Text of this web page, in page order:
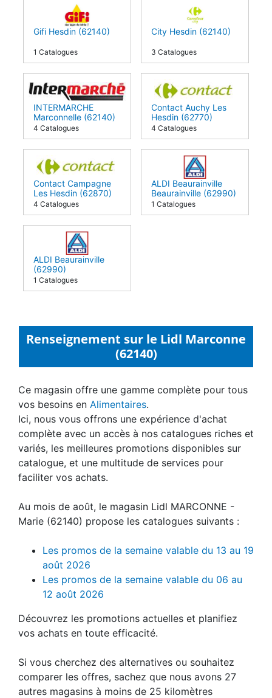
Gifi Hesdin (62140)
1 Catalogues
City Hesdin (62140)
3 Catalogues
INTERMARCHE
Marconnelle (62140)
4 Catalogues
Contact Auchy Les
Hesdin (62770)
4 Catalogues
Contact Campagne
Les Hesdin (62870)
4 Catalogues
ALDI Beaurainville
Beaurainville (62990)
1 Catalogues
ALDI Beaurainville
(62990)
1 Catalogues
Renseignement sur le Lidl Marconne
(62140)
Ce magasin offre une gamme complète pour tous
vos besoins en Alimentaires.
Ici, nous vous offrons une expérience d'achat
complète avec un accès à nos catalogues riches et
variés, les meilleures promotions disponibles sur
catalogue, et une multitude de services pour
faciliter vos achats.
Au mois de août, le magasin Lidl MARCONNE -
Marie (62140) propose les catalogues suivants :
Les promos de la semaine valable du 13 au 19
août 2026
Les promos de la semaine valable du 06 au
12 août 2026
Découvrez les promotions actuelles et planifiez
vos achats en toute efficacité.
Si vous cherchez des alternatives ou souhaitez
comparer les offres, sachez que nous avons 27
autres magasins à moins de 25 kilomètres